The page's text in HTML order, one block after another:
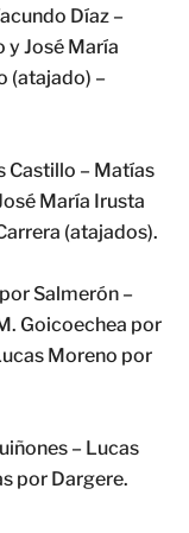
Díaz –
y José María
(atajado) –
Castillo – Matías
María Irusta
(atajados).
Salmerón –
Goicoechea por
Moreno por
– Lucas
por Dargere.